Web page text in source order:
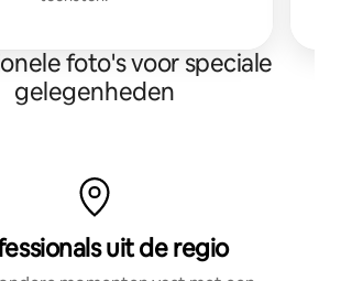
foto's voor speciale
gelegenheden
uit de regio